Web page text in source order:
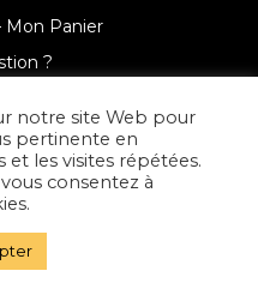
Mon Panier
?
Poésie
de Confidentialité –
notre site Web pour
pertinente en
les visites répétées.
consentez à